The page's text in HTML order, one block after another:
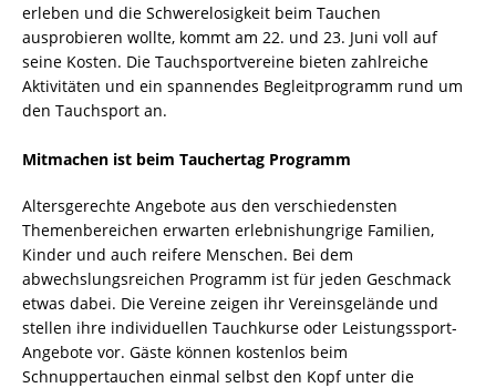
erleben und die Schwerelosigkeit beim Tauchen
ausprobieren wollte, kommt am 22. und 23. Juni voll auf
seine Kosten. Die Tauchsportvereine bieten zahlreiche
Aktivitäten und ein spannendes Begleitprogramm rund um
den Tauchsport an.
Mitmachen ist beim Tauchertag Programm
Altersgerechte Angebote aus den verschiedensten
Themenbereichen erwarten erlebnishungrige Familien,
Kinder und auch reifere Menschen. Bei dem
abwechslungsreichen Programm ist für jeden Geschmack
etwas dabei. Die Vereine zeigen ihr Vereinsgelände und
stellen ihre individuellen Tauchkurse oder Leistungssport-
Angebote vor. Gäste können kostenlos beim
Schnuppertauchen einmal selbst den Kopf unter die